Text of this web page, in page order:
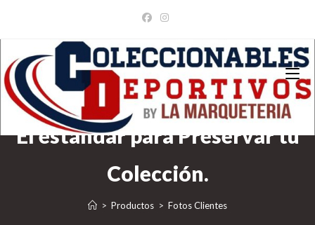
contenido
> Productos > Fotos Clientes